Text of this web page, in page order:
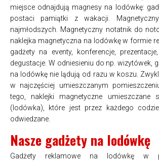
miejsce odnajdują magnesy na lodówkę:
postaci pamiątki z wakacji.
najmłodszych. Magnetyczny notatnik do
naklejka magnetyczna na lodówkę w formie
gadżety na eventy, konferencje,
degustacje. W odniesieniu do np. wizytówek,
na lodówkę nie lądują od razu w koszu.
w najczęściej umieszczanym
tego, naklejki magnetyczne umieszczane
(lodówka), które jest przez każdego
odwiedzane.
Nasze gadżety na lodówkę
Gadżety reklamowe na lodówkę w